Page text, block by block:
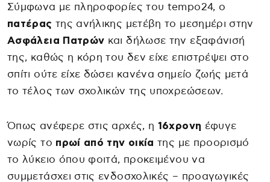
Σύμφωνα με πληροφορίες του tempo24, ο
πατέρας της ανήλικης μετέβη το μεσημέρι στην
Ασφάλεια Πατρών και δήλωσε την εξαφάνισή
της, καθώς η κόρη του δεν είχε επιστρέψει στο
σπίτι ούτε είχε δώσει κανένα σημείο ζωής μετά
το τέλος των σχολικών της υποχρεώσεων.
Όπως ανέφερε στις αρχές, η 16χρονη έφυγε
νωρίς το πρωί από την οικία της με προορισμό
το λύκειο όπου φοιτά, προκειμένου να
συμμετάσχει στις ενδοσχολικές – προαγωγικές